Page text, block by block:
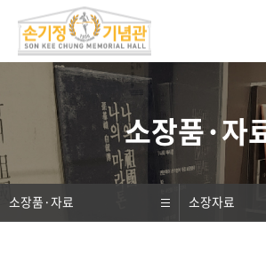
검색
모바일 메뉴 오픈
소장품·자
소장품·자료 소장자료